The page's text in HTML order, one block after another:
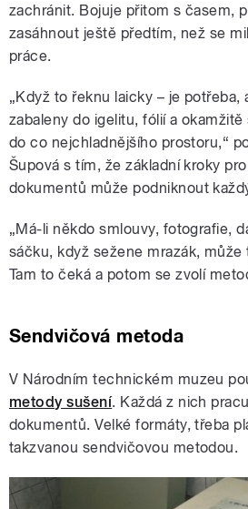
zachránit. Bojuje přitom s časem,
zasáhnout ještě předtím, než se
práce.
„Když to řeknu laicky – je potřeba,
zabaleny do igelitu, fólií a
do co nejchladnějšího prostoru,“
Šupová s tím, že základní kroky
dokumentů může podniknout
„Má-li někdo smlouvy, fotografie,
sáčku, když sežene mrazák,
Tam to čeká a potom se zvolí
Sendvičová metoda
V Národním technickém muzeu
metody sušení. Každá z nich
dokumentů. Velké formáty, třeba
takzvanou sendvičovou metodou.